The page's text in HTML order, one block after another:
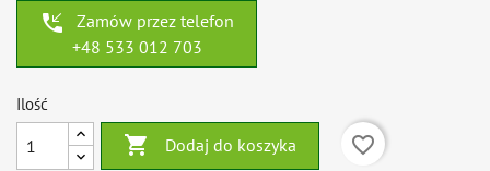
phone_callback
Zamów przez telefon
+48 533 012 703
Ilość
 Dodaj do koszyka
favorite_border